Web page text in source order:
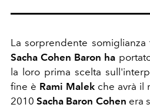
La sorprendente somiglianza
Sacha Cohen Baron ha
la loro prima scelta
fine è Rami Malek che avrà il
2010Sacha Baron Cohen era